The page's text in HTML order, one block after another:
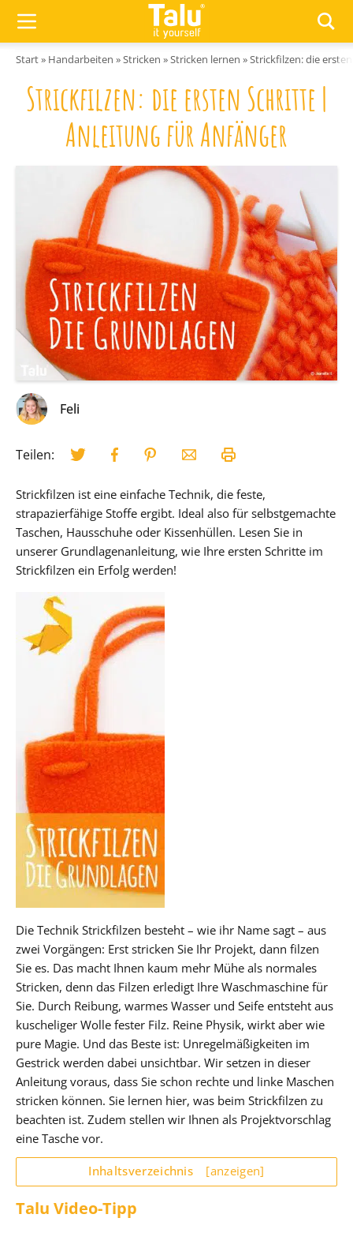
Start» Handarbeiten »Stricken »Stricken lernen »Strickfilzen: die
Strickfilzen: die ersten Schritte |
Anleitung für Anfänger
Feli
Teilen:
Strickfilzen ist eine einfache Technik, die feste,
strapazierfähige Stoffe ergibt. Ideal also für selbstgemachte
Taschen, Hausschuhe oder Kissenhüllen. Lesen Sie in
unserer Grundlagenanleitung, wie Ihre ersten Schritte im
Strickfilzen ein Erfolg werden!
Die Technik Strickfilzen besteht – wie ihr Name sagt – aus
zwei Vorgängen: Erst stricken Sie Ihr Projekt, dann filzen
Sie es. Das macht Ihnen kaum mehr Mühe als normales
Stricken, denn das Filzen erledigt Ihre Waschmaschine für
Sie. Durch Reibung, warmes Wasser und Seife entsteht aus
kuscheliger Wolle fester Filz. Reine Physik, wirkt aber wie
pure Magie. Und das Beste ist: Unregelmäßigkeiten im
Gestrick werden dabei unsichtbar. Wir setzen in dieser
Anleitung voraus, dass Sie schon rechte und linke Maschen
stricken können. Sie lernen hier, was beim Strickfilzen zu
beachten ist. Zudem stellen wir Ihnen als Projektvorschlag
eine Tasche vor.
Inhaltsverzeichnis [anzeigen]
Talu Video-Tipp